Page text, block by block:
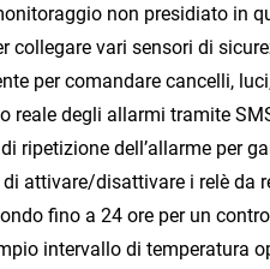
non presidiato in
vari sensori di
per comandare cancelli,
degli allarmi tramite
ripetizione dell’allarme per
attivare/disattivare i relè da
fino a 24 ore per un
intervallo di temperatura